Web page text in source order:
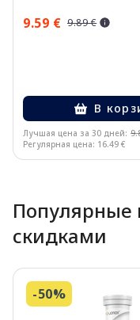
9.59 € 9.89 €
В
Лучшая цена за 30 дней:
Регулярная цена: 16.49 €
Популярные
скидками
-50%